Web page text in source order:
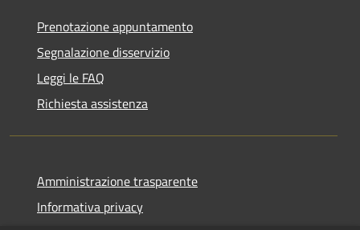
Prenotazione appuntamento
Segnalazione disservizio
Leggi le FAQ
Richiesta assistenza
Amministrazione trasparente
Informativa privacy